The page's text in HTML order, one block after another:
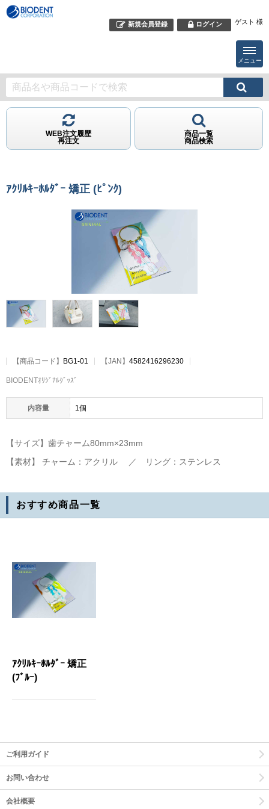
新規会員登録 ログイン ゲスト 様
メニュー
WEB注文履歴
再注文
商品一覧
商品検索
ｱｸﾘﾙｷｰﾎﾙﾀﾞｰ 矯正 (ﾋﾟﾝｸ)
【商品コード】 BG1-01 【JAN】 4582416296230
BIODENTｵﾘｼﾞﾅﾙｸﾞｯｽﾞ
内容量 1個
【サイズ】歯チャーム80mm×23mm
【素材】 チャーム：アクリル ／ リング：ステンレス
おすすめ商品一覧
ｱｸﾘﾙｷｰﾎﾙﾀﾞｰ 矯正
(ﾌﾞﾙｰ)
ご利用ガイド
お問い合わせ
会社概要